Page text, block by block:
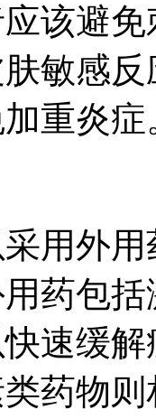
该避
敏感
重炎症
用外
药包
速缓
药物